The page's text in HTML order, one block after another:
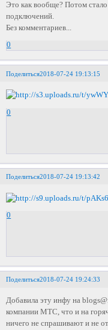
Это как вообще? Потом стало
подключений.
Без комментариев...
0
Поделиться2018-07-24 19:13:15
0
Поделиться2018-07-24 19:13:42
0
Поделиться2018-07-24 19:24:33
Добавила эту инфу на
компании МТС, что и на
ничего не спрашивают и не